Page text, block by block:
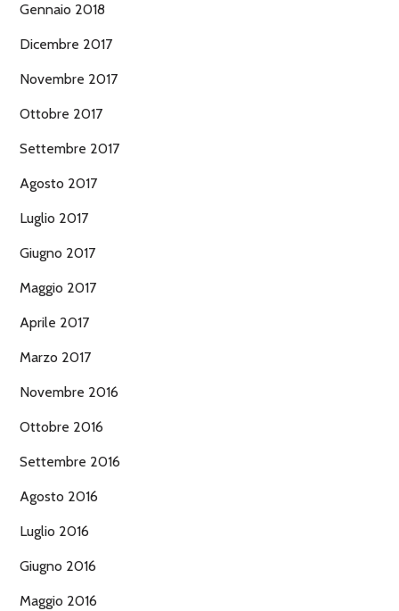
Gennaio 2018
Dicembre 2017
Novembre 2017
Ottobre 2017
Settembre 2017
Agosto 2017
Luglio 2017
Giugno 2017
Maggio 2017
Aprile 2017
Marzo 2017
Novembre 2016
Ottobre 2016
Settembre 2016
Agosto 2016
Luglio 2016
Giugno 2016
Maggio 2016